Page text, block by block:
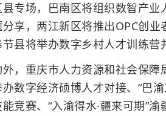
专场，巴南区将组织数智产
享，两江新区将推出OPC创
县将举办数字乡村人才训练营
，重庆市人力资源和社会保
数字经济硕博人才对接、“巴
竞赛、“入渝得水·疆来可期”